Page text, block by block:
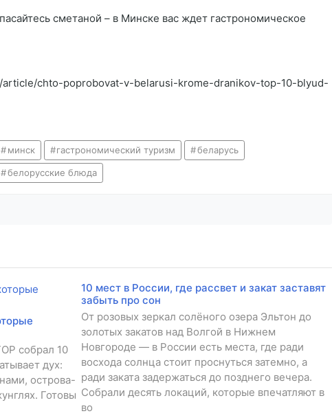
сметаной – в Минске вас ждет гастрономическое
article/chto-poprobovat-v-belarusi-krome-dranikov-top-10-blyud-
минск гастрономический туризм беларусь
белорусские блюда
собрал 10
дух:
острова-
Готовы
10 мест в России, где рассвет и закат заставят
забыть про сон
От розовых зеркал солёного озера Эльтон до
золотых закатов над Волгой в Нижнем
Новгороде — в России есть места, где ради
восхода солнца стоит проснуться затемно, а
ради заката задержаться до позднего вечера.
Собрали десять локаций, которые впечатляют в
во